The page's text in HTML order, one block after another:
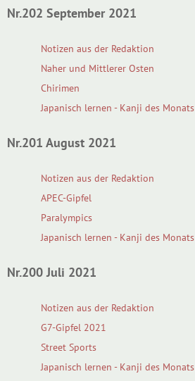
Nr.202 September 2021
Notizen aus der Redaktion
Naher und Mittlerer Osten
Chirimen
Japanisch lernen - Kanji des Monats
Nr.201 August 2021
Notizen aus der Redaktion
APEC-Gipfel
Paralympics
Japanisch lernen - Kanji des Monats
Nr.200 Juli 2021
Notizen aus der Redaktion
G7-Gipfel 2021
Street Sports
Japanisch lernen - Kanji des Monats